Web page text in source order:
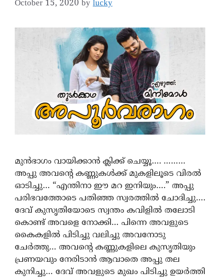
October 15, 2020 by lucky
മുൻഭാഗം വായിക്കാൻ ക്ലിക്ക് ചെയ്യൂ…. ………
അപ്പു അവന്റെ കണ്ണുകള്‍ക്ക് മുകളിലൂടെ വിരൽ
ഓടിച്ചു… “എന്തിനാ ഈ മറ ഇനിയും….” അപ്പു
പരിഭവത്തോടെ പതിഞ്ഞ സ്വരത്തില്‍ ചോദിച്ചു….
ദേവ് കുസൃതിയോടെ സ്വന്തം കവിളിൽ തലോടി
കൊണ്ട് അവളെ നോക്കി… പിന്നെ അവളുടെ
കൈകളില്‍ പിടിച്ചു വലിച്ചു അവനോടു
ചേര്‍ത്തു… അവന്റെ കണ്ണുകളിലെ കുസൃതിയും
പ്രണയവും നേരിടാന്‍ ആവാതെ അപ്പു തല
കുനിച്ചു… ദേവ് അവളുടെ മുഖം പിടിച്ചു ഉയർത്തി